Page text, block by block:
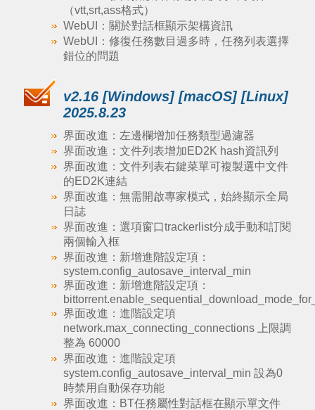
（vtt,srt,ass格式）
WebUI：關於對話框顯示架構資訊
WebUI：修復任務數目過多時，任務列表選擇
錯位的問題
v2.16 [Windows] [macOS] [Linux]
2025.8.23
界面改進：左邊欄增加任務類型過濾器
界面改進：文件列表增加ED2K hash資訊列
界面改進：文件列表右鍵菜單可複製選中文件
的ED2K連結
界面改進：無需開啟專家模式，始終顯示全局
日誌
界面改進：選項窗口trackerlist分成手動和訂閱
兩個輸入框
界面改進：新增進階設定項：
system.config_autosave_interval_min
界面改進：新增進階設定項：
界面改進：進階設定項
network.max_connecting_connections 上限調
整為 60000
界面改進：進階設定項
system.config_autosave_interval_min 設為0
時禁用自動保存功能
界面改進：BT任務屬性對話框在顯示單文件